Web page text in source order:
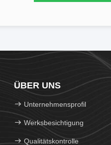
ÜBER UNS
Unternehmensprofil
Werksbesichtigung
Qualitätskontrolle